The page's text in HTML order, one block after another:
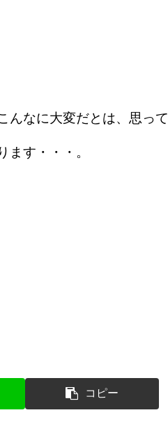
んなに大変だとは、思って
す・・・。
コピー